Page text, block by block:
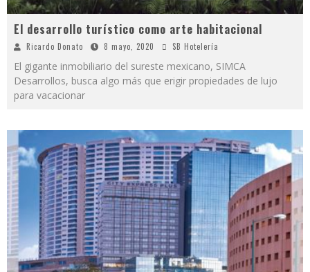
El desarrollo turístico como arte habitacional
Ricardo Donato 8 mayo, 2020 SB Hotelería
El gigante inmobiliario del sureste mexicano, SIMCA
Desarrollos, busca algo más que erigir propiedades de lujo
para vacacionar